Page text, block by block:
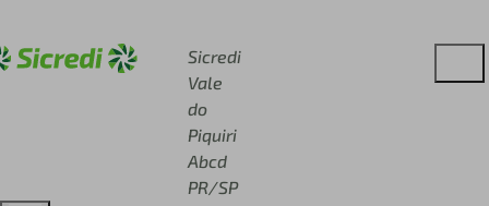
Sicredi
Vale
do
Piquiri
Abcd
PR/SP